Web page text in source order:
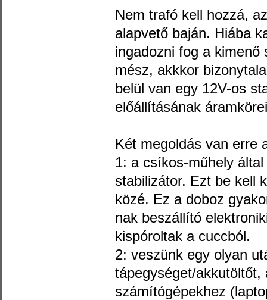
Nem trafó kell hozzá,
alapvető baján. Hiába
ingadozni fog a
mész, akkkor
belül van egy 12V-os
előállításának
Két megoldás van erre
1: a csíkos-műhely
stabilizátor. Ezt be kell
közé. Ez a doboz
nak beszállító
kispóroltak a cuccból.
2: veszünk egy olyan
tápegységet/akkutöltőt,
számítógépekhez